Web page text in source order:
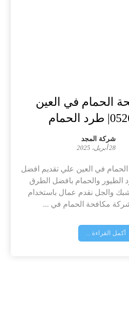
الحمام في العين
شركة المجد
28 أبريل، 2025
في العين علي تقديم افضل
الطيور والحمام بافضل الطرق
والجل نقدم عمال باستخدام
مكافحة الحمام في ...
أكمل القراءة ...